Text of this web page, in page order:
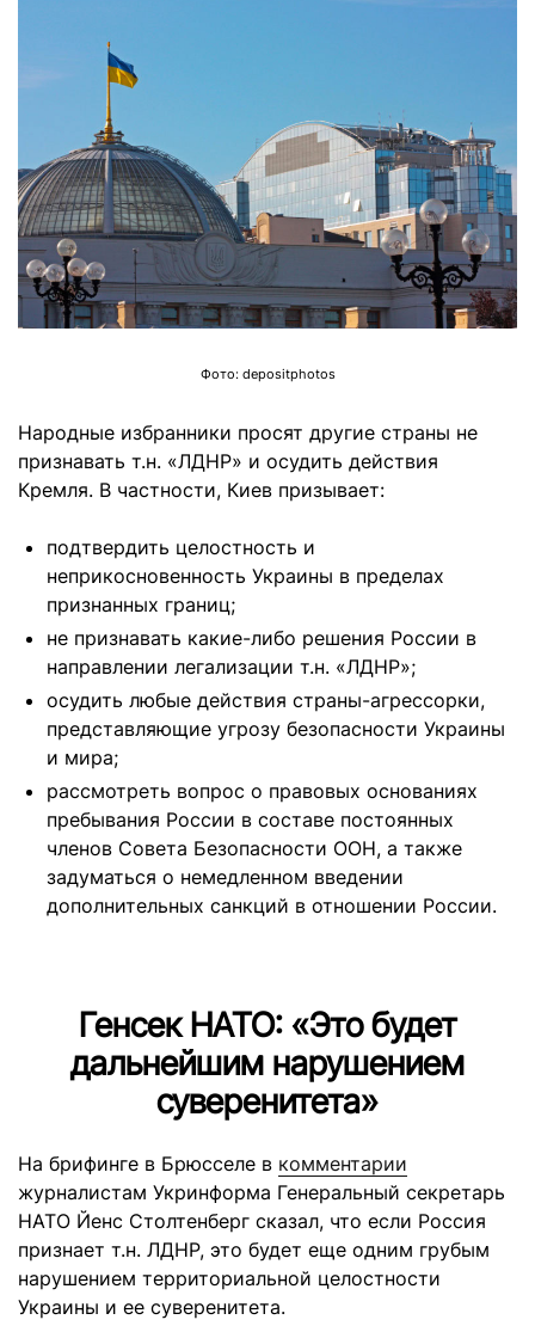
Фото: depositphotos
Народные избранники просят другие страны не
признавать т.н. «ЛДНР» и осудить действия
Кремля. В частности, Киев призывает:
подтвердить целостность и
неприкосновенность Украины в пределах
признанных границ;
не признавать какие-либо решения России в
направлении легализации т.н. «ЛДНР»;
осудить любые действия страны-агрессорки,
представляющие угрозу безопасности Украины
и мира;
рассмотреть вопрос о правовых основаниях
пребывания России в составе постоянных
членов Совета Безопасности ООН, а также
задуматься о немедленном введении
дополнительных санкций в отношении России.
Генсек НАТО: «Это будет
дальнейшим нарушением
суверенитета»
На брифинге в Брюсселе в комментарии
журналистам Укринформа Генеральный секретарь
НАТО Йенс Столтенберг сказал, что если Россия
признает т.н. ЛДНР, это будет еще одним грубым
нарушением территориальной целостности
Украины и ее суверенитета.